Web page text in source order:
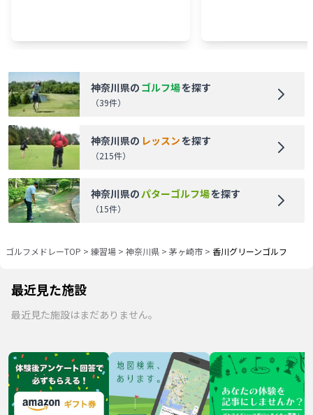
神奈川県の ゴルフ場を探す
（39件）
神奈川県の レッスンを探す
（215件）
神奈川県の パターゴルフ場を探す
（15件）
ゴルフメドレーTOP > 練習場 > 神奈川県 > 茅ヶ崎市 > 香川グリーンゴルフ
最近見た施設
最近見た施設はまだありません。